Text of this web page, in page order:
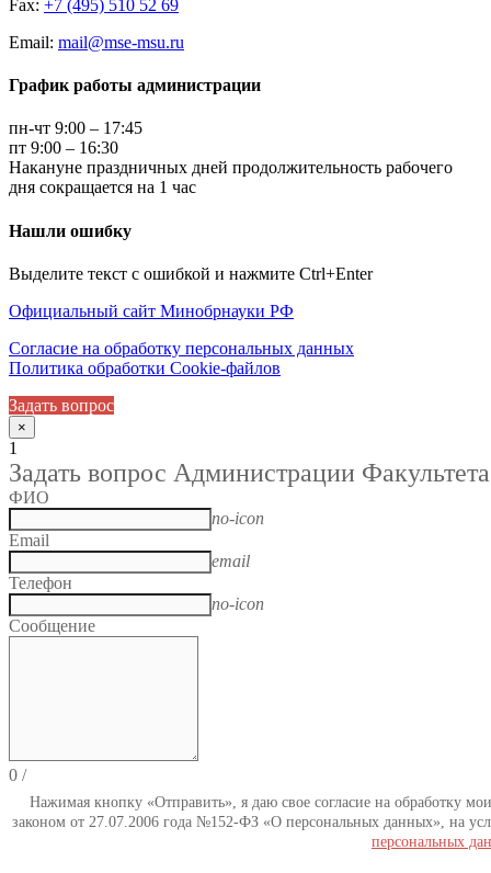
Fax: +7 (495) 510 52 69
Email: mail@mse-msu.ru
График работы администрации
пн-чт 9:00 – 17:45
пт 9:00 – 16:30
Накануне праздничных дней продолжительность рабочего
дня сокращается на 1 час
Нашли ошибку
Выделите текст с ошибкой и нажмите Ctrl+Enter
Официальный сайт Минобрнауки РФ
Согласие на обработку персональных данных
Политика обработки Cookie-файлов
Задать вопрос
×
1
Задать вопрос Администрации Факультета
ФИО
no-icon
Email
email
Телефон
no-icon
Сообщение
0 /
Нажимая кнопку «Отправить», я даю свое согласие на обработку
законом от 27.07.2006 года №152-ФЗ «О персональных данных», на
персональных